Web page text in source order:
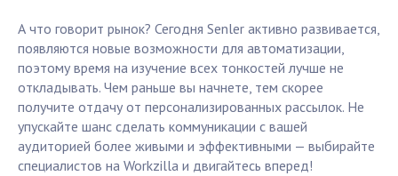
А что говорит рынок? Сегодня Senler активно развивается,
появляются новые возможности для автоматизации,
поэтому время на изучение всех тонкостей лучше не
откладывать. Чем раньше вы начнете, тем скорее
получите отдачу от персонализированных рассылок. Не
упускайте шанс сделать коммуникации с вашей
аудиторией более живыми и эффективными — выбирайте
специалистов на Workzilla и двигайтесь вперед!